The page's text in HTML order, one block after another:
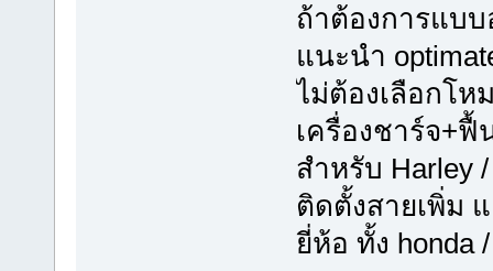
ถ้าต้องการแบบ
แนะนำ
ไม่ต้องเลือกโ
เครื่องชาร์จ+
สำหรับ Harley
ติดตั้งสายเพิ่ม
ยี่ห้อ ทั้ง honda